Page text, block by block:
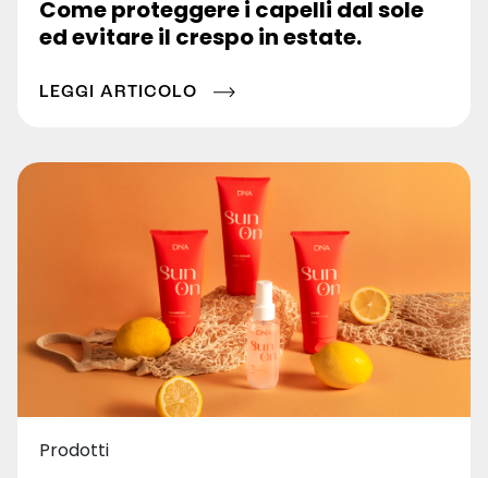
Come proteggere i capelli dal sole
ed evitare il crespo in estate.
LEGGI ARTICOLO
Prodotti